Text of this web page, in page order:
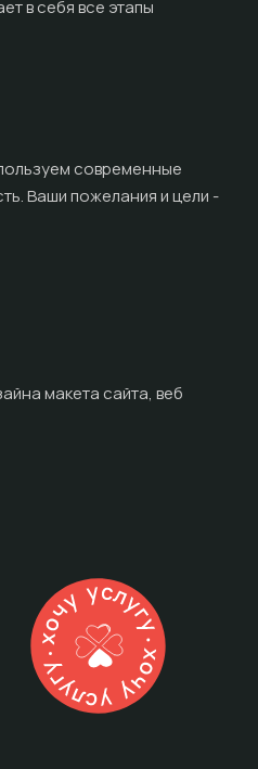
в себя все этапы
современные
Ваши пожелания и цели -
макета сайта, веб